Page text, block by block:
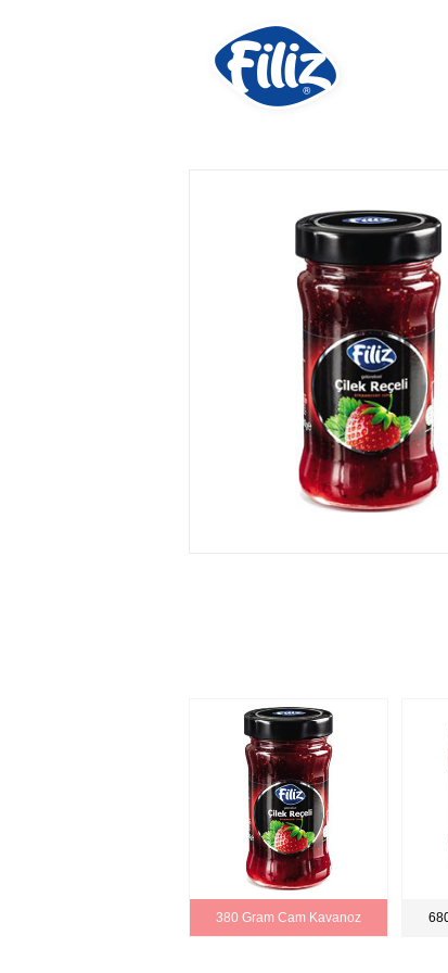
380 Gram Cam Kavanoz